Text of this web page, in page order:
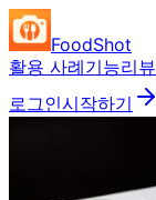
FoodShot
활용 사례기능리뷰
로그인시작하기